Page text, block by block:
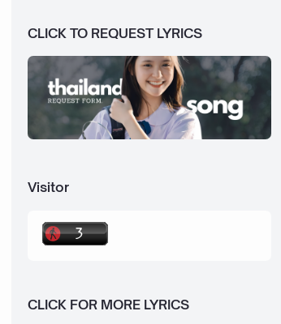
CLICK TO REQUEST LYRICS
Visitor
CLICK FOR MORE LYRICS